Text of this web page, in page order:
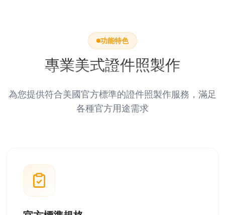
功能特色
專業美式證件照製作
為您提供符合美國官方標準的證件照製作服務，滿足
各種官方用途需求